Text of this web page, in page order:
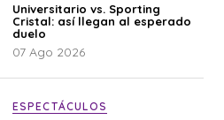
Universitario vs. Sporting
Cristal: así llegan al esperado
duelo
07 Ago 2026
ESPECTÁCULOS